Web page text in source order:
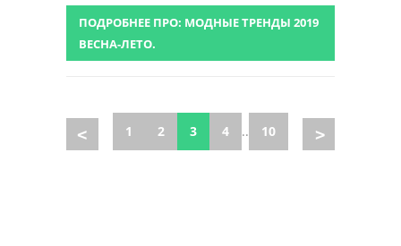
ПОДРОБНЕЕ ПРО: МОДНЫЕ ТРЕНДЫ 2019
ВЕСНА-ЛЕТО.
1 2 3 4 .. 10